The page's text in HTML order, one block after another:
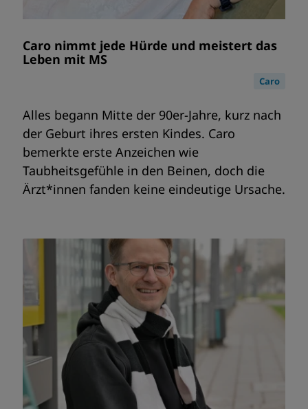
Caro nimmt jede Hürde und meistert das
Leben mit MS
Caro
Alles begann Mitte der 90er-Jahre, kurz nach
der Geburt ihres ersten Kindes. Caro
bemerkte erste Anzeichen wie
Taubheitsgefühle in den Beinen, doch die
Ärzt*innen fanden keine eindeutige Ursache.